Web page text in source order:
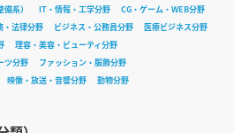
系） IT・情報・工学分野
CG・ゲーム・WEB分野
・法律分野 ビジネス・公務員分野
医療ビジネス分野
理容・美容・ビューティ分野
ツ分野
ファッション・服飾分野
映像・放送・音響分野
動物分野